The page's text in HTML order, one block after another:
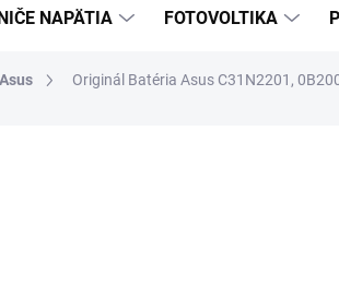
NAPÄTIA FOTOVOLTIKA
Originál Batéria Asus C31N2201,